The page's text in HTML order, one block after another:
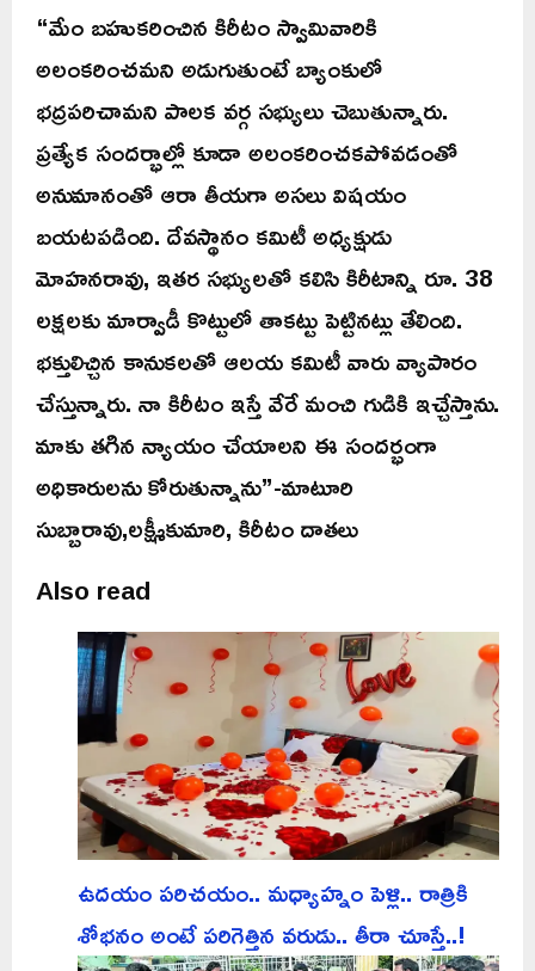
“మేం బహుకరించిన కిరీటం స్వామివారికి
అలంకరించమని అడుగుతుంటే బ్యాంకులో
భద్రపరిచామని పాలక వర్గ సభ్యులు చెబుతున్నారు.
ప్రత్యేక సందర్భాల్లో కూడా అలంకరించకపోవడంతో
అనుమానంతో ఆరా తీయగా అసలు విషయం
బయటపడింది. దేవస్థానం కమిటీ అధ్యక్షుడు
మోహనరావు, ఇతర సభ్యులతో కలిసి కిరీటాన్ని రూ. 38
లక్షలకు మార్వాడీ కొట్టులో తాకట్టు పెట్టినట్లు తేలింది.
భక్తులిచ్చిన కానుకలతో ఆలయ కమిటీ వారు వ్యాపారం
చేస్తున్నారు. నా కిరీటం ఇస్తే వేరే మంచి గుడికి ఇచ్చేస్తాను.
మాకు తగిన న్యాయం చేయాలని ఈ సందర్భంగా
అధికారులను కోరుతున్నాను”-మాటూరి
సుబ్బారావు,లక్ష్మీకుమారి, కిరీటం దాతలు
Also read
ఉదయం పరిచయం.. మధ్యాహ్నం పెళ్లి.. రాత్రికి
శోభనం అంటే పరిగెత్తిన వరుడు.. తీరా చూస్తే..!